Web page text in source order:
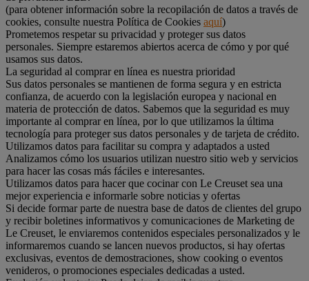
(para obtener información sobre la recopilación de datos a través de
cookies, consulte nuestra Política de Cookies aquí)
Prometemos respetar su privacidad y proteger sus datos
personales. Siempre estaremos abiertos acerca de cómo y por qué
usamos sus datos.
La seguridad al comprar en línea es nuestra prioridad
Sus datos personales se mantienen de forma segura y en estricta
confianza, de acuerdo con la legislación europea y nacional en
materia de protección de datos. Sabemos que la seguridad es muy
importante al comprar en línea, por lo que utilizamos la última
tecnología para proteger sus datos personales y de tarjeta de crédito.
Utilizamos datos para facilitar su compra y adaptados a usted
Analizamos cómo los usuarios utilizan nuestro sitio web y servicios
para hacer las cosas más fáciles e interesantes.
Utilizamos datos para hacer que cocinar con Le Creuset sea una
mejor experiencia e informarle sobre noticias y ofertas
Si decide formar parte de nuestra base de datos de clientes del grupo
y recibir boletines informativos y comunicaciones de Marketing de
Le Creuset, le enviaremos contenidos especiales personalizados y le
informaremos cuando se lancen nuevos productos, si hay ofertas
exclusivas, eventos de demostraciones, show cooking o eventos
venideros, o promociones especiales dedicadas a usted.